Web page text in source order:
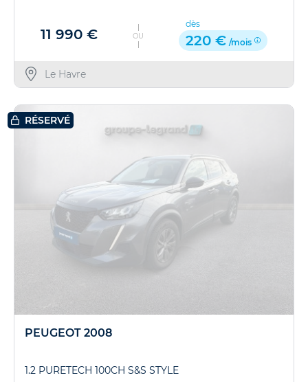
11 990 € OU
dès
220 € /mois
Le Havre
RÉSERVÉ
PEUGEOT 2008
1.2 PURETECH 100CH S&S STYLE